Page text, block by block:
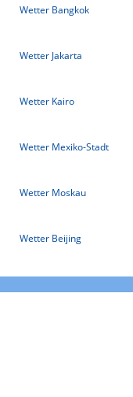
Wetter Bangkok
Wetter Jakarta
Wetter Kairo
Wetter Mexiko-Stadt
Wetter Moskau
Wetter Beijing